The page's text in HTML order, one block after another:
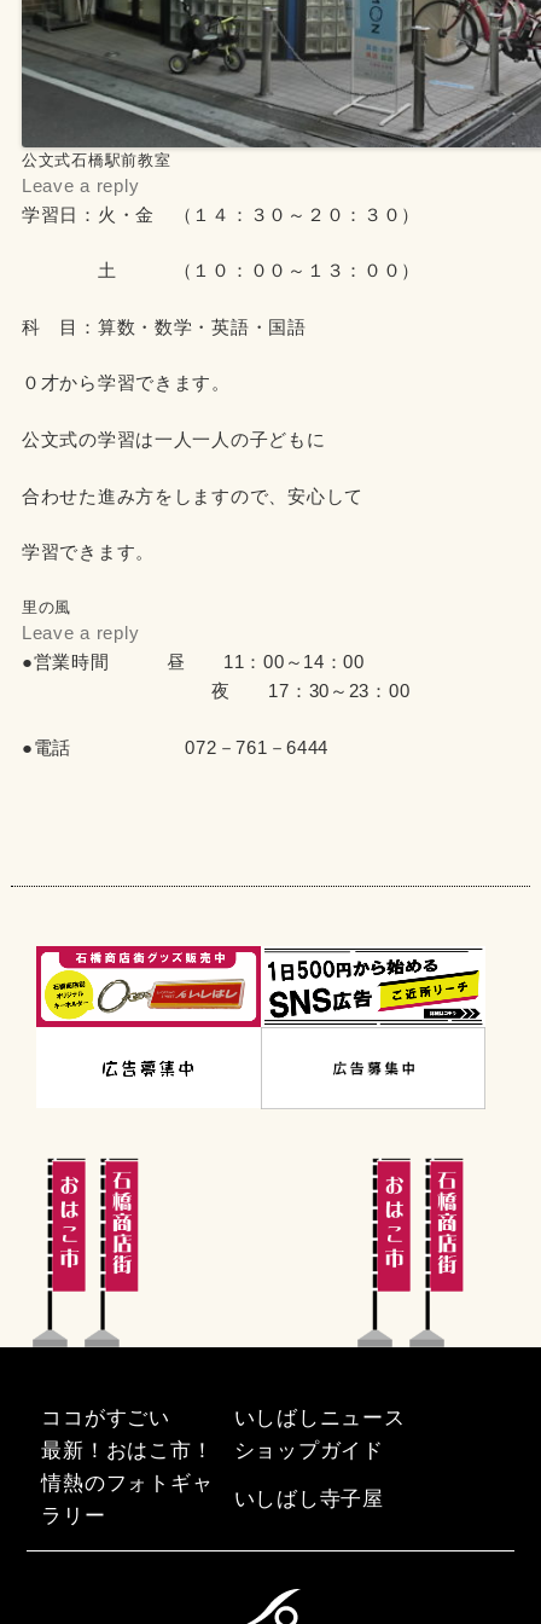
公文式石橋駅前教室
Leave a reply
学習日：火・金 （１４：３０～２０：３０）
土 （１０：００～１３：００）
科 目：算数・数学・英語・国語
０才から学習できます。
公文式の学習は一人一人の子どもに
合わせた進み方をしますので、安心して
学習できます。
里の風
Leave a reply
●営業時間 昼 11：00～14：00
夜 17：30～23：00
●電話 072－761－6444
ココがすごい
いしばしニュース
最新！おはこ市！
ショップガイド
情熱のフォトギャ
ラリー
いしばし寺子屋